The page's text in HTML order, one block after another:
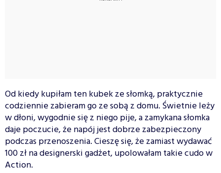
Od kiedy kupiłam ten kubek ze słomką, praktycznie
codziennie zabieram go ze sobą z domu. Świetnie leży
w dłoni, wygodnie się z niego pije, a zamykana słomka
daje poczucie, że napój jest dobrze zabezpieczony
podczas przenoszenia. Cieszę się, że zamiast wydawać
100 zł na designerski gadżet, upolowałam takie cudo w
Action.